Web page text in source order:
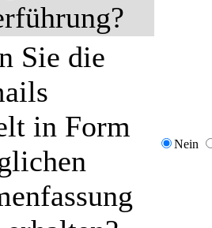
Sie die
in Form
Nein